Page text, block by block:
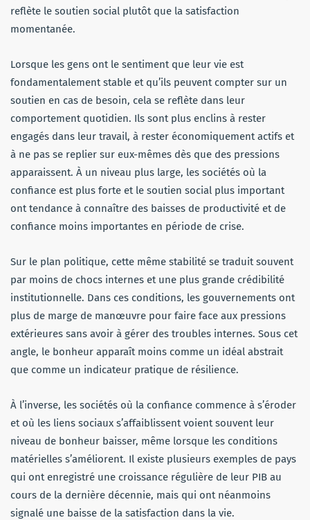
reflète le soutien social plutôt que la satisfaction
momentanée.
Lorsque les gens ont le sentiment que leur vie est
fondamentalement stable et qu’ils peuvent compter sur un
soutien en cas de besoin, cela se reflète dans leur
comportement quotidien. Ils sont plus enclins à rester
engagés dans leur travail, à rester économiquement actifs et
à ne pas se replier sur eux-mêmes dès que des pressions
apparaissent. À un niveau plus large, les sociétés où la
confiance est plus forte et le soutien social plus important
ont tendance à connaître des baisses de productivité et de
confiance moins importantes en période de crise.
Sur le plan politique, cette même stabilité se traduit souvent
par moins de chocs internes et une plus grande crédibilité
institutionnelle. Dans ces conditions, les gouvernements ont
plus de marge de manœuvre pour faire face aux pressions
extérieures sans avoir à gérer des troubles internes. Sous cet
angle, le bonheur apparaît moins comme un idéal abstrait
que comme un indicateur pratique de résilience.
À l’inverse, les sociétés où la confiance commence à s’éroder
et où les liens sociaux s’affaiblissent voient souvent leur
niveau de bonheur baisser, même lorsque les conditions
matérielles s’améliorent. Il existe plusieurs exemples de pays
qui ont enregistré une croissance régulière de leur PIB au
cours de la dernière décennie, mais qui ont néanmoins
signalé une baisse de la satisfaction dans la vie.